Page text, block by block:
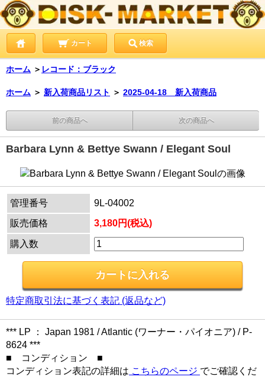
カート 検索
ホーム ＞ レコード：ブラック
ホーム ＞ 新入荷商品リスト ＞ 2025-04-18 新入荷商品
前の商品へ 次の商品へ
Barbara Lynn & Bettye Swann / Elegant Soul
管理番号
9L-04002
販売価格
3,180円(税込)
購入数
特定商取引法に基づく表記 (返品など)
*** LP ： Japan 1981 / Atlantic (ワーナー・パイオニア) / P-
8624 ***
■ コンディション ■
コンディション表記の詳細は こちらのページ でご確認くだ